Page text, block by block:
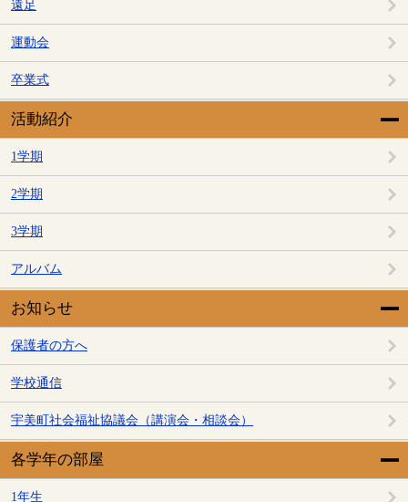
遠足
運動会
卒業式
活動紹介
1学期
2学期
3学期
アルバム
お知らせ
保護者の方へ
学校通信
宇美町社会福祉協議会（講演会・相談会）
各学年の部屋
1年生